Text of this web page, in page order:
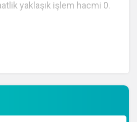
yaklaşık işlem hacmi 0.
kullanarak mevcut